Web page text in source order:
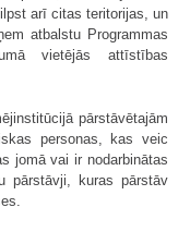
arī citas teritorijas, un
atbalstu Programmas
vietējās attīstības
pārstāvētajām
personas, kas veic
jomā vai ir nodarbinātas
pārstāvji, kuras pārstāv